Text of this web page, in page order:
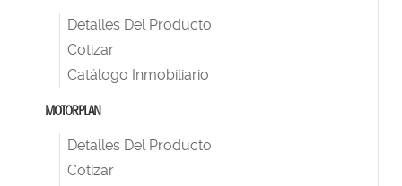
Detalles Del Producto
Cotizar
Catálogo Inmobiliario
MOTORPLAN
Detalles Del Producto
Cotizar